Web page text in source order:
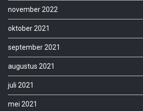
november 2022
oktober 2021
september 2021
augustus 2021
juli 2021
mei 2021